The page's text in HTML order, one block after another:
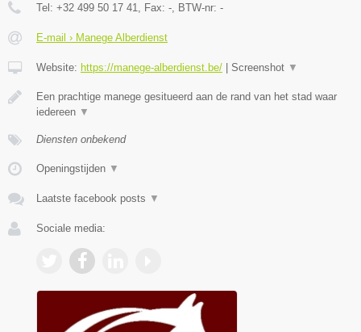
Tel: +32 499 50 17 41 , Fax: - , BTW-nr: -
E-mail › Manege Alberdienst
Website: https://manege-alberdienst.be/ | Screenshot ▼
Een prachtige manege gesitueerd aan de rand van het stad waar
iedereen ▼
Diensten onbekend
Openingstijden ▼
Laatste facebook posts ▼
Sociale media: